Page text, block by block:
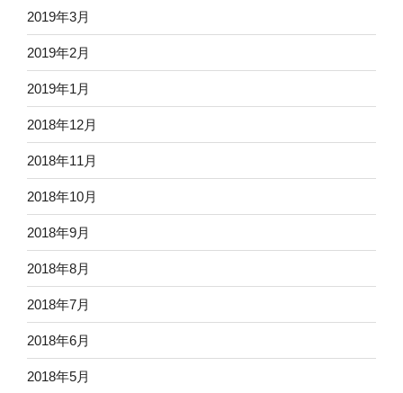
2019年3月
2019年2月
2019年1月
2018年12月
2018年11月
2018年10月
2018年9月
2018年8月
2018年7月
2018年6月
2018年5月